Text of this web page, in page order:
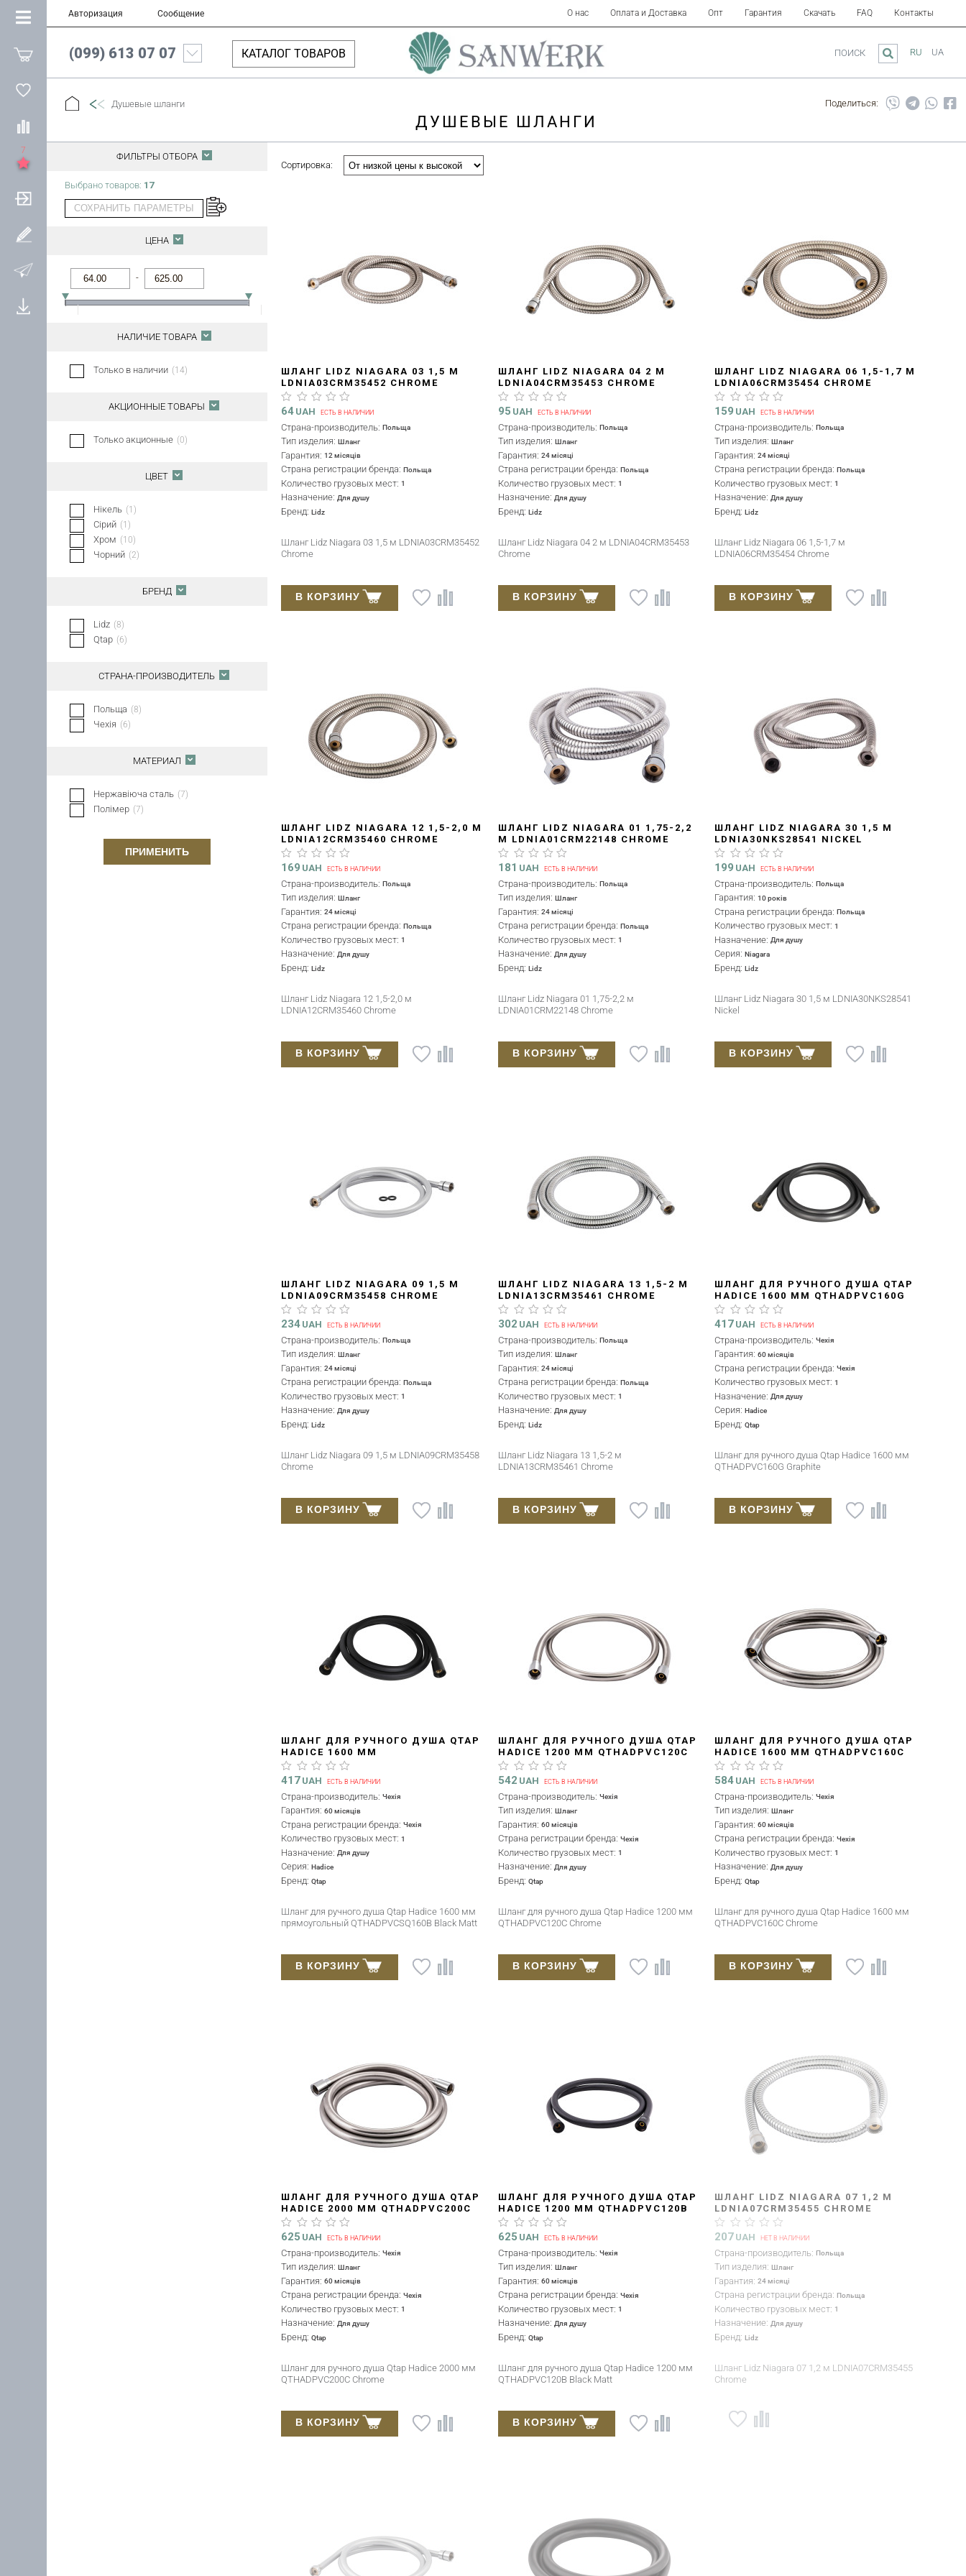
7
Авторизация Сообщение О нас Оплата и Доставка Опт Гарантия Скачать FAQ Контакты
КАТАЛОГ ТОВАРОВ
(099) 613 07 07 RU UA
ПОИСК
Душевые шланги Поделиться:
ДУШЕВЫЕ ШЛАНГИ
ФИЛЬТРЫ ОТБОРА
Выбрано товаров: 17
СОХРАНИТЬ ПАРАМЕТРЫ
ЦЕНА
-
НАЛИЧИЕ ТОВАРА
Только в наличии (14)
АКЦИОННЫЕ ТОВАРЫ
Только акционные (0)
ЦВЕТ
Нікель (1 )
Сірий (1 )
Хром (10)
Чорний (2)
БРЕНД
Lidz (8)
Qtap (6)
СТРАНА-ПРОИЗВОДИТЕЛЬ
Польща (8)
Чехія (6)
МАТЕРИАЛ
Нержавіюча сталь (7)
Полімер (7)
ПРИМЕНИТЬ
Сортировка:
ШЛАНГ LIDZ NIAGARA 03 1,5 М
LDNIA03CRM35452 CHROME
64 UAH ЕСТЬ В НАЛИЧИИ
Страна-производитель:Польща
Тип изделия:Шланг
Гарантия:12 місяців
Страна регистрации бренда:Польща
Количество грузовых мест:1
Назначение:Для душу
Бренд:Lidz
Шланг Lidz Niagara 03 1,5 м LDNIA03CRM35452
Chrome
В КОРЗИНУ
ШЛАНГ LIDZ NIAGARA 04 2 М
LDNIA04CRM35453 CHROME
95 UAH ЕСТЬ В НАЛИЧИИ
Страна-производитель: Польща
Тип изделия: Шланг
Гарантия: 24 місяці
Страна регистрации бренда: Польща
Количество грузовых мест: 1
Назначение: Для душу
Бренд: Lidz
Шланг Lidz Niagara 04 2 м LDNIA04CRM35453
Chrome
В КОРЗИНУ
ШЛАНГ LIDZ NIAGARA 06 1,5-1,7 М
LDNIA06CRM35454 CHROME
159 UAH ЕСТЬ В НАЛИЧИИ
Страна-производитель:Польща
Тип изделия:Шланг
Гарантия:24 місяці
Страна регистрации бренда:Польща
Количество грузовых мест:1
Назначение:Для душу
Бренд:Lidz
Шланг Lidz Niagara 06 1,5-1,7 м
LDNIA06CRM35454 Chrome
В КОРЗИНУ
ШЛАНГ LIDZ NIAGARA 12 1,5-2,0 М
LDNIA12CRM35460 CHROME
169 UAH ЕСТЬ В НАЛИЧИИ
Страна-производитель:Польща
Тип изделия:Шланг
Гарантия:24 місяці
Страна регистрации бренда:Польща
Количество грузовых мест:1
Назначение:Для душу
Бренд:Lidz
Шланг Lidz Niagara 12 1,5-2,0 м
LDNIA12CRM35460 Chrome
В КОРЗИНУ
ШЛАНГ LIDZ NIAGARA 01 1,75-2,2
М LDNIA01CRM22148 CHROME
181 UAH ЕСТЬ В НАЛИЧИИ
Страна-производитель: Польща
Тип изделия: Шланг
Гарантия: 24 місяці
Страна регистрации бренда: Польща
Количество грузовых мест: 1
Назначение: Для душу
Бренд: Lidz
Шланг Lidz Niagara 01 1,75-2,2 м
LDNIA01CRM22148 Chrome
В КОРЗИНУ
ШЛАНГ LIDZ NIAGARA 30 1,5 М
LDNIA30NKS28541 NICKEL
199 UAH ЕСТЬ В НАЛИЧИИ
Страна-производитель:Польща
Гарантия:10 років
Страна регистрации бренда:Польща
Количество грузовых мест:1
Назначение:Для душу
Серия:Niagara
Бренд:Lidz
Шланг Lidz Niagara 30 1,5 м LDNIA30NKS28541
Nickel
В КОРЗИНУ
ШЛАНГ LIDZ NIAGARA 09 1,5 М
LDNIA09CRM35458 CHROME
234 UAH ЕСТЬ В НАЛИЧИИ
Страна-производитель:Польща
Тип изделия:Шланг
Гарантия:24 місяці
Страна регистрации бренда:Польща
Количество грузовых мест:1
Назначение:Для душу
Бренд:Lidz
Шланг Lidz Niagara 09 1,5 м LDNIA09CRM35458
Chrome
В КОРЗИНУ
ШЛАНГ LIDZ NIAGARA 13 1,5-2 М
LDNIA13CRM35461 CHROME
302 UAH ЕСТЬ В НАЛИЧИИ
Страна-производитель: Польща
Тип изделия: Шланг
Гарантия: 24 місяці
Страна регистрации бренда: Польща
Количество грузовых мест: 1
Назначение: Для душу
Бренд: Lidz
Шланг Lidz Niagara 13 1,5-2 м
LDNIA13CRM35461 Chrome
В КОРЗИНУ
ШЛАНГ ДЛЯ РУЧНОГО ДУША QTAP
HADICE 1600 ММ QTHADPVC160G
GRAPHITE
417 UAH ЕСТЬ В НАЛИЧИИ
Страна-производитель:Чехія
Гарантия:60 місяців
Страна регистрации бренда:Чехія
Количество грузовых мест:1
Назначение:Для душу
Серия:Hadice
Бренд:Qtap
Шланг для ручного душа Qtap Hadice 1600 мм
QTHADPVC160G Graphite
В КОРЗИНУ
ШЛАНГ ДЛЯ РУЧНОГО ДУША QTAP
HADICE 1600 ММ
ПРЯМОУГОЛЬНЫЙ
QTHADPVCSQ160B BLACK MATT
417 UAH ЕСТЬ В НАЛИЧИИ
Страна-производитель:Чехія
Гарантия:60 місяців
Страна регистрации бренда:Чехія
Количество грузовых мест:1
Назначение:Для душу
Серия:Hadice
Бренд:Qtap
Шланг для ручного душа Qtap Hadice 1600 мм
прямоугольный QTHADPVCSQ160B Black Matt
В КОРЗИНУ
ШЛАНГ ДЛЯ РУЧНОГО ДУША QTAP
HADICE 1200 ММ QTHADPVC120C
CHROME
542 UAH ЕСТЬ В НАЛИЧИИ
Страна-производитель: Чехія
Тип изделия: Шланг
Гарантия: 60 місяців
Страна регистрации бренда: Чехія
Количество грузовых мест: 1
Назначение: Для душу
Бренд: Qtap
Шланг для ручного душа Qtap Hadice 1200 мм
QTHADPVC120C Chrome
В КОРЗИНУ
ШЛАНГ ДЛЯ РУЧНОГО ДУША QTAP
HADICE 1600 ММ QTHADPVC160C
CHROME
584 UAH ЕСТЬ В НАЛИЧИИ
Страна-производитель:Чехія
Тип изделия:Шланг
Гарантия:60 місяців
Страна регистрации бренда:Чехія
Количество грузовых мест:1
Назначение:Для душу
Бренд:Qtap
Шланг для ручного душа Qtap Hadice 1600 мм
QTHADPVC160C Chrome
В КОРЗИНУ
ШЛАНГ ДЛЯ РУЧНОГО ДУША QTAP
HADICE 2000 ММ QTHADPVC200C
CHROME
625 UAH ЕСТЬ В НАЛИЧИИ
Страна-производитель:Чехія
Тип изделия:Шланг
Гарантия:60 місяців
Страна регистрации бренда:Чехія
Количество грузовых мест:1
Назначение:Для душу
Бренд:Qtap
Шланг для ручного душа Qtap Hadice 2000 мм
QTHADPVC200C Chrome
В КОРЗИНУ
ШЛАНГ ДЛЯ РУЧНОГО ДУША QTAP
HADICE 1200 ММ QTHADPVC120B
BLACK MATT
625 UAH ЕСТЬ В НАЛИЧИИ
Страна-производитель: Чехія
Тип изделия: Шланг
Гарантия: 60 місяців
Страна регистрации бренда: Чехія
Количество грузовых мест: 1
Назначение: Для душу
Бренд: Qtap
Шланг для ручного душа Qtap Hadice 1200 мм
QTHADPVC120B Black Matt
В КОРЗИНУ
ШЛАНГ LIDZ NIAGARA 07 1,2 М
LDNIA07CRM35455 CHROME
207 UAH НЕТ В НАЛИЧИИ
Страна-производитель:Польща
Тип изделия:Шланг
Гарантия:24 місяці
Страна регистрации бренда:Польща
Количество грузовых мест: 1
Назначение:Для душу
Бренд:Lidz
Шланг Lidz Niagara 07 1,2 м LDNIA07CRM35455
Chrome